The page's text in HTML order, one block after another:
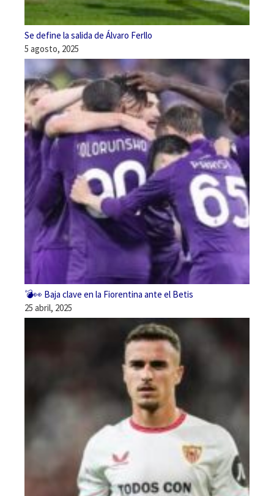
Se define la salida de Álvaro Ferllo
5 agosto, 2025
💣👀 Baja clave en la Fiorentina ante el Betis
25 abril, 2025